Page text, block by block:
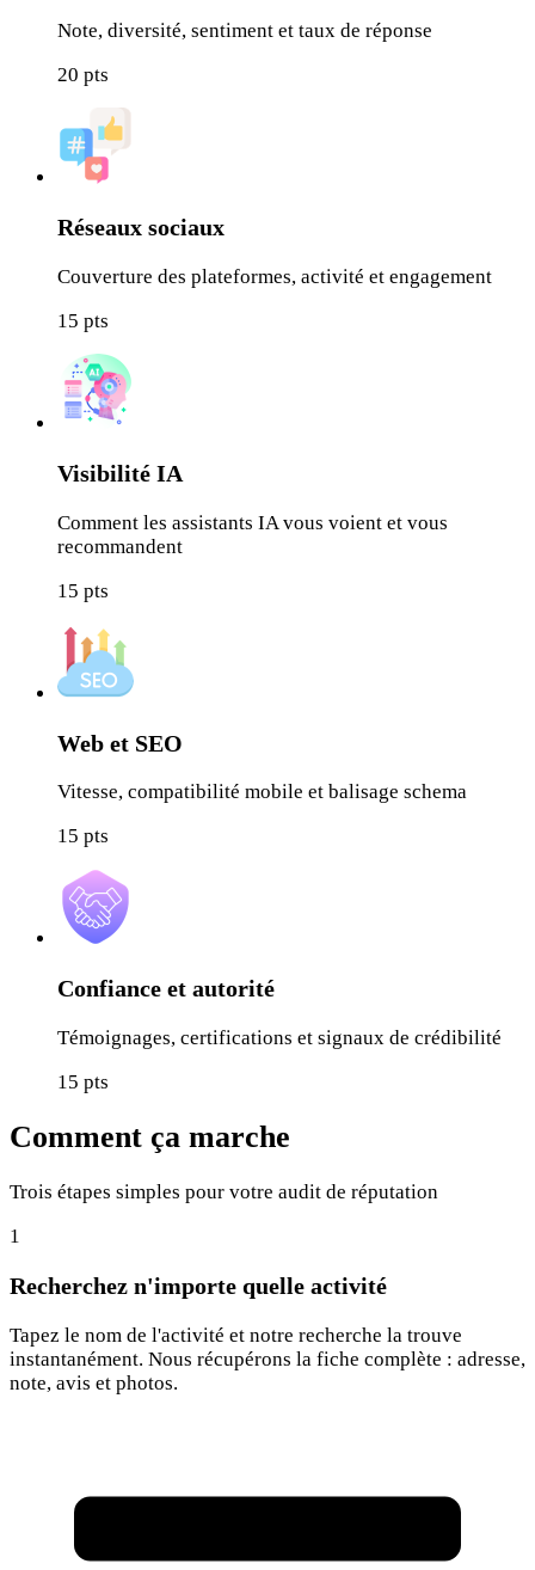
Note, diversité, sentiment et taux de réponse
20 pts
Réseaux sociaux
Couverture des plateformes, activité et engagement
15 pts
Visibilité IA
Comment les assistants IA vous voient et vous
recommandent
15 pts
Web et SEO
Vitesse, compatibilité mobile et balisage schema
15 pts
Confiance et autorité
Témoignages, certifications et signaux de crédibilité
15 pts
Comment ça marche
Trois étapes simples pour votre audit de réputation
1
Recherchez n'importe quelle activité
Tapez le nom de l'activité et notre recherche la trouve
instantanément. Nous récupérons la fiche complète : adresse,
note, avis et photos.